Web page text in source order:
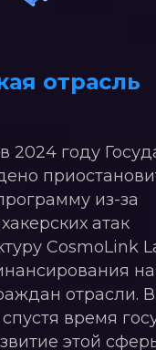
отрасль
2024 году
из-за
атак
CosmoLink
отрасли.
время
этой